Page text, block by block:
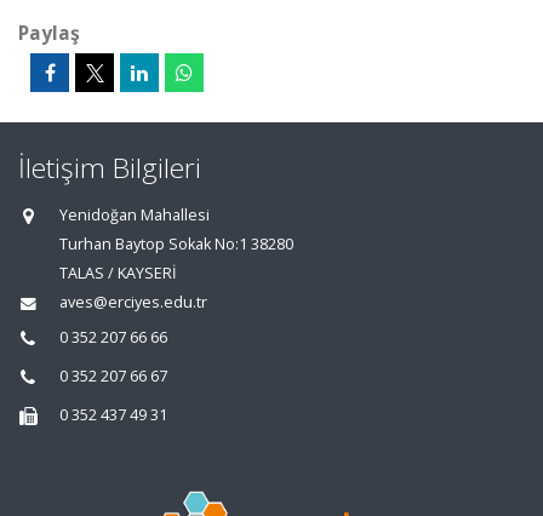
Paylaş
İletişim Bilgileri
Yenidoğan Mahallesi
Turhan Baytop Sokak No:1 38280
TALAS / KAYSERİ
aves@erciyes.edu.tr
0 352 207 66 66
0 352 207 66 67
0 352 437 49 31